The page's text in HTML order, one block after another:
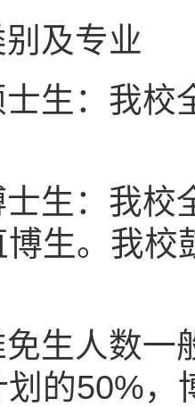
及专业
生：我校
生：我校
生。我
生人数一
的50%，